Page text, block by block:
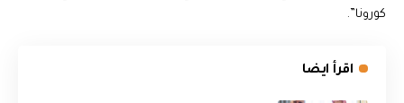
كورونا”.
اقرأ ايضا